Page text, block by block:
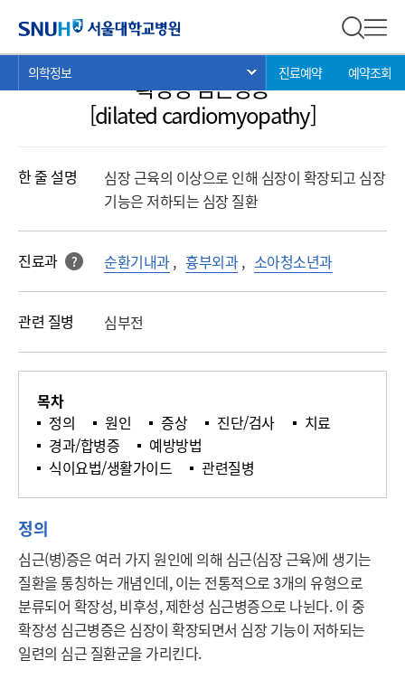
전체 검
현
재
의학정보 서브 메뉴 목록 열기
진료예약 예약조회
의학정보
확장성 심근병증
[dilated cardiomyopathy]
한 줄 설명
심장 근육의 이상으로 인해 심장이 확장되고 심장
기능은 저하되는 심장 질환
진료과 해당 과를 클릭 하면진료과로 바로 연결됩니다.
순환기내과, 흉부외과, 소아청소년과
관련 질병 심부전
목차
정의
원인 증상 진단/검사
치료
경과/합병증
예방방법
식이요법/생활가이드
관련질병
정의
심근(병)증은 여러 가지 원인에 의해 심근(심장 근육)에 생기는
질환을 통칭하는 개념인데, 이는 전통적으로 3개의 유형으로
분류되어 확장성, 비후성, 제한성 심근병증으로 나뉜다. 이 중
확장성 심근병증은 심장이 확장되면서 심장 기능이 저하되는
일련의 심근 질환군을 가리킨다.